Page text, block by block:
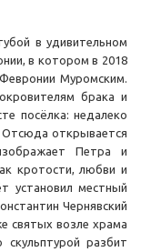
в удивительном
в котором в 2018
Муромским.
брака и
посёлка: недалеко
Отсюда открывается
Петра и
кротости, любви и
установил местный
Чернявский
святых возле храма
разбит